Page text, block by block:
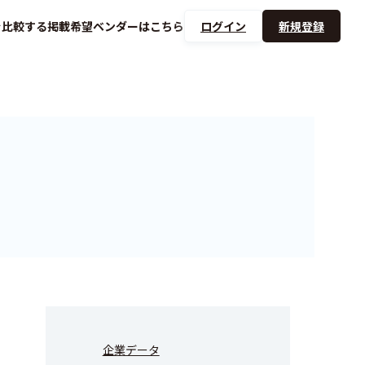
比較する掲載希望ベンダーはこちら ログイン 新規登録
企業データ